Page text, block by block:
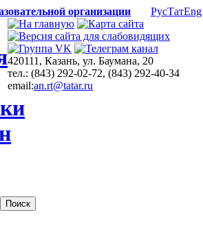
организации РусТатEng
420111, Казань, ул. Баумана, 20
тел.: (843) 292-02-72, (843) 292-40-34
email:an.rt@tatar.ru